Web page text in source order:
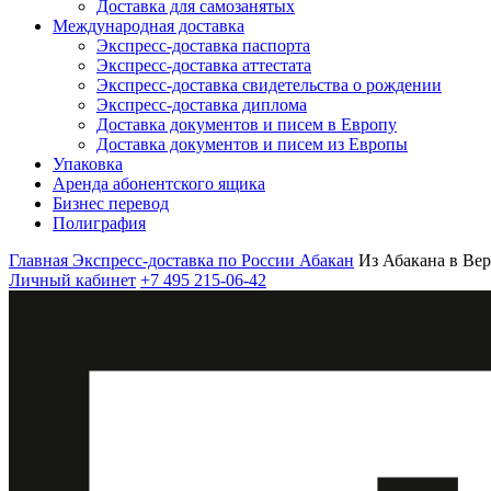
Доставка для самозанятых
Международная доставка
Экспресс-доставка паспорта
Экспресс-доставка аттестата
Экспресс-доставка свидетельства о рождении
Экспресс-доставка диплома
Доставка документов и писем в Европу
Доставка документов и писем из Европы
Упаковка
Аренда абонентского ящика
Бизнес перевод
Полиграфия
Главная Экспресс-доставка по России Абакан Из Абакана в
Личный кабинет +7 495 215-06-42